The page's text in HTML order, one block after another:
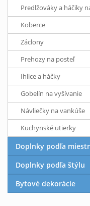
Predlžováky a háčiky
Koberce
Záclony
Prehozy na posteľ
Ihlice a háčky
Gobelín na vyšívanie
Návliečky na vankúše
Kuchynské utierky
Doplnky podľa
Doplnky podľa štýlu
Bytové dekorácie